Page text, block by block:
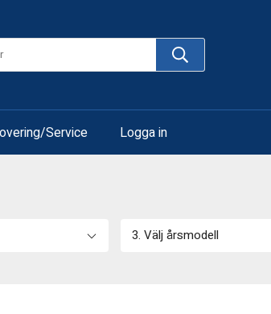
Service Logga in
3. Välj årsmodell